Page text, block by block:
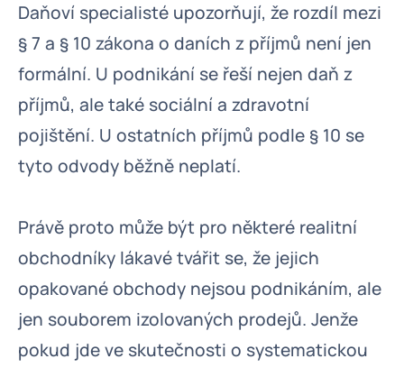
Daňoví specialisté upozorňují, že rozdíl mezi
§ 7 a § 10 zákona o daních z příjmů není jen
formální. U podnikání se řeší nejen daň z
příjmů, ale také sociální a zdravotní
pojištění. U ostatních příjmů podle § 10 se
tyto odvody běžně neplatí.
Právě proto může být pro některé realitní
obchodníky lákavé tvářit se, že jejich
opakované obchody nejsou podnikáním, ale
jen souborem izolovaných prodejů. Jenže
pokud jde ve skutečnosti o systematickou